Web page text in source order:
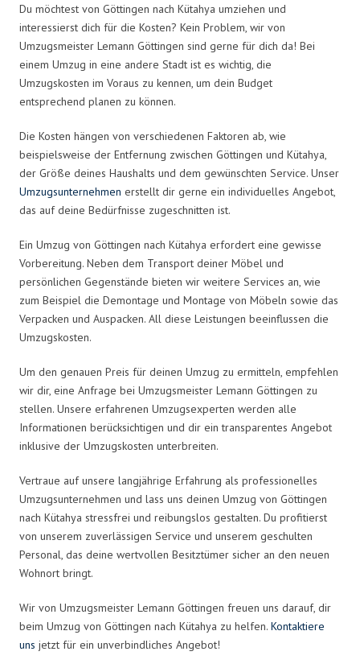
Du möchtest von Göttingen nach Kütahya umziehen und
interessierst dich für die Kosten? Kein Problem, wir von
Umzugsmeister Lemann Göttingen sind gerne für dich da! Bei
einem Umzug in eine andere Stadt ist es wichtig, die
Umzugskosten im Voraus zu kennen, um dein Budget
entsprechend planen zu können.
Die Kosten hängen von verschiedenen Faktoren ab, wie
beispielsweise der Entfernung zwischen Göttingen und Kütahya,
der Größe deines Haushalts und dem gewünschten Service. Unser
Umzugsunternehmen erstellt dir gerne ein individuelles Angebot,
das auf deine Bedürfnisse zugeschnitten ist.
Ein Umzug von Göttingen nach Kütahya erfordert eine gewisse
Vorbereitung. Neben dem Transport deiner Möbel und
persönlichen Gegenstände bieten wir weitere Services an, wie
zum Beispiel die Demontage und Montage von Möbeln sowie das
Verpacken und Auspacken. All diese Leistungen beeinflussen die
Umzugskosten.
Um den genauen Preis für deinen Umzug zu ermitteln, empfehlen
wir dir, eine Anfrage bei Umzugsmeister Lemann Göttingen zu
stellen. Unsere erfahrenen Umzugsexperten werden alle
Informationen berücksichtigen und dir ein transparentes Angebot
inklusive der Umzugskosten unterbreiten.
Vertraue auf unsere langjährige Erfahrung als professionelles
Umzugsunternehmen und lass uns deinen Umzug von Göttingen
nach Kütahya stressfrei und reibungslos gestalten. Du profitierst
von unserem zuverlässigen Service und unserem geschulten
Personal, das deine wertvollen Besitztümer sicher an den neuen
Wohnort bringt.
Wir von Umzugsmeister Lemann Göttingen freuen uns darauf, dir
beim Umzug von Göttingen nach Kütahya zu helfen. Kontaktiere
uns jetzt für ein unverbindliches Angebot!